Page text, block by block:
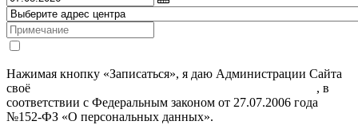
Нажимая кнопку «Записаться», я даю Администрации Сайта
своё
, в
соответствии с Федеральным законом от 27.07.2006 года
№152-ФЗ «О персональных данных».